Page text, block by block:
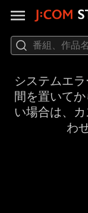
システムエ
間を置いて
い場合は、
わ